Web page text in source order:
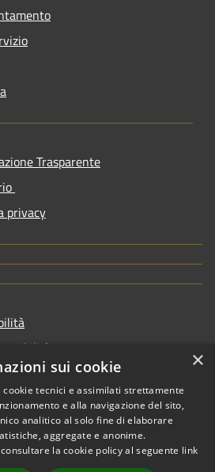
Trasparente
privacy
Copyright © 2026 • Comune di
Genazzano • Powered by
×
sui cookie
tecnici e assimilati strettamente
e alla navigazione del sito,
analitico al solo fine di elaborare
aggregate e anonime.
la cookie policy al seguente link